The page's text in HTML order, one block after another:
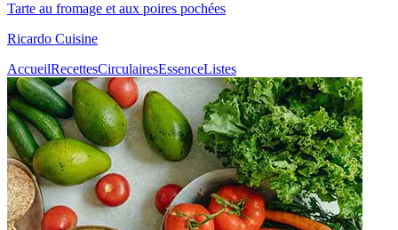
Tarte au fromage et aux poires pochées
Ricardo Cuisine
AccueilRecettesCirculairesEssenceListes